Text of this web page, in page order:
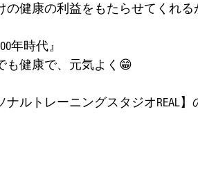
の健康の利益をもたらせてくれる
年時代』
も健康で、元気よく😁
ナルトレーニングスタジオREAL